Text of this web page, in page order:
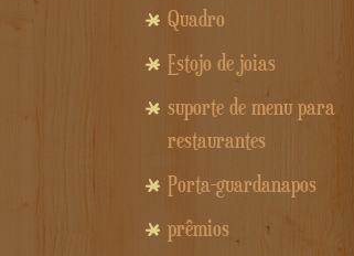
Quadro
Estojo de joias
suporte de menu para
restaurantes
Porta-guardanapos
prêmios